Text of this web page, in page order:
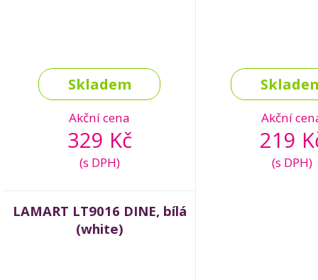
Skladem
Akční cena
329 Kč
(s DPH)
Akční
219
(s DPH)
LAMART LT9016 DINE, bílá
(white)